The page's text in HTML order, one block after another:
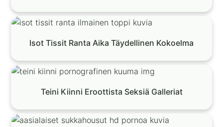
Isot Tissit Ranta Aika Täydellinen Kokoelma
Teini Kiinni Eroottista Seksiä Galleriat